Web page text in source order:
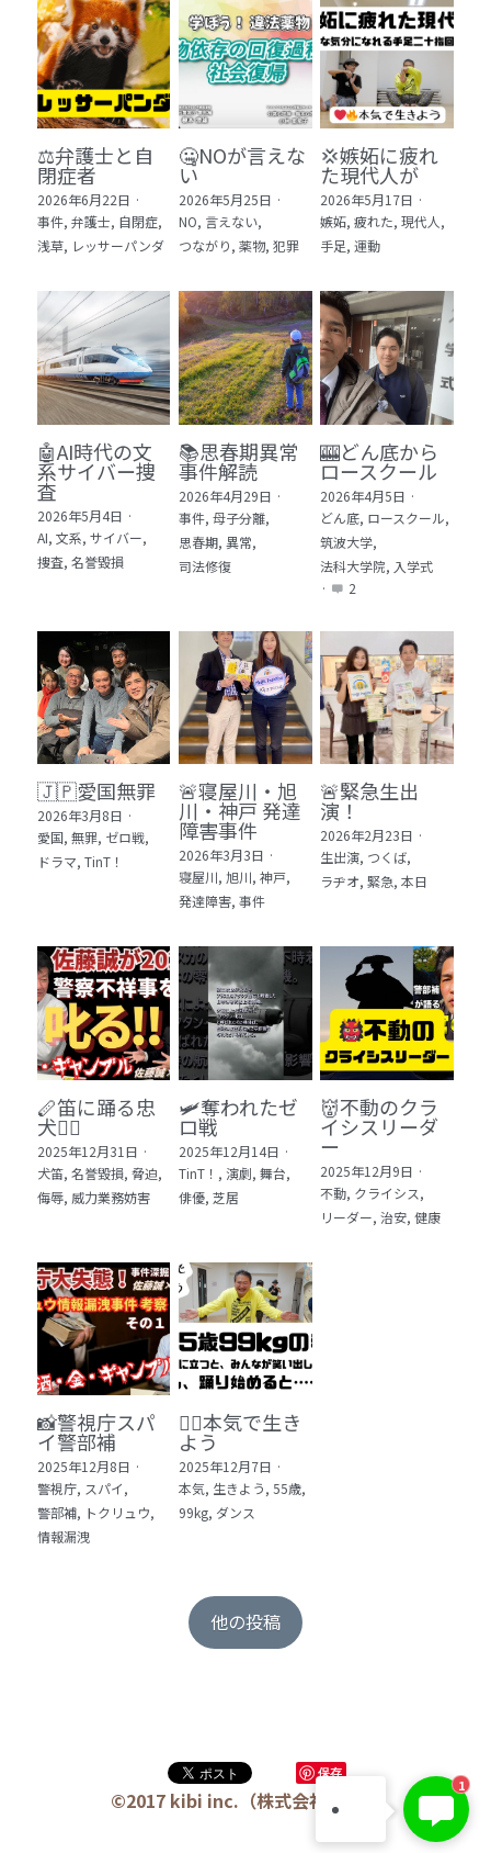
7 ライフスタイル・防災・科学技術 12冊
8 アジア・歴史・未来予測 11冊
🎬Dramas(おすすめの小説・漫画・ドラマ・
映画)
⚖️弁護士と自
閉症者
2026年6月22日 ·
事件, 弁護士, 自閉症,
浅草, レッサーパンダ
🤐NOが言えな
い
2026年5月25日 ·
NO, 言えない,
つながり, 薬物, 犯罪
💢嫉妬に疲れ
た現代人が
2026年5月17日 ·
嫉妬, 疲れた, 現代人,
手足, 運動
🤖AI時代の文
系サイバー捜
査
2026年5月4日 ·
AI, 文系, サイバー,
捜査, 名誉毀損
📚思春期異常
事件解読
2026年4月29日 ·
事件, 母子分離,
思春期, 異常,
司法修復
🎰どん底から
ロースクール
2026年4月5日 ·
どん底, ロースクール,
筑波大学,
法科大学院, 入学式
·
2
🇯🇵愛国無罪
2026年3月8日 ·
愛国, 無罪, ゼロ戦,
ドラマ, TinT！
🚨寝屋川・旭
川・神戸 発達
障害事件
2026年3月3日 ·
寝屋川, 旭川, 神戸,
発達障害, 事件
🚨緊急生出
演！
2026年2月23日 ·
生出演, つくば,
ラヂオ, 緊急, 本日
🪈笛に踊る忠
犬🐕‍🦺
2025年12月31日 ·
犬笛, 名誉毀損, 脅迫,
侮辱, 威力業務妨害
🛩️奪われたゼ
ロ戦
2025年12月14日 ·
TinT！, 演劇, 舞台,
俳優, 芝居
👹不動のクラ
イシスリーダ
ー
2025年12月9日 ·
不動, クライシス,
リーダー, 治安, 健康
📸警視庁スパ
イ警部補
2025年12月8日 ·
警視庁, スパイ,
警部補, トクリュウ,
情報漏洩
❤️‍🔥本気で生き
よう
2025年12月7日 ·
本気, 生きよう, 55歳,
99kg, ダンス
他の投稿
保存
©2017 kibi inc.（株式会社 kibi）
KIBI 榎本澄雄
お問い合わせは今すぐ👉
1